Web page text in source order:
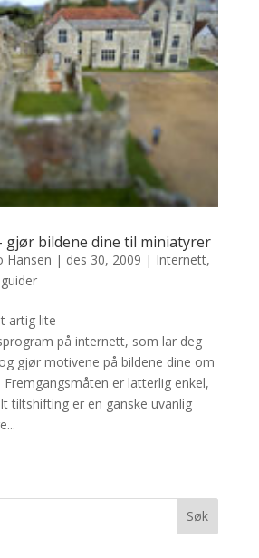
gjør bildene dine til miniatyrer
Hansen | des 30, 2009 | Internett,
artig lite
på internett, som lar deg
gjør motivene på bildene dine om
er latterlig enkel,
tiltshifting er en ganske uvanlig